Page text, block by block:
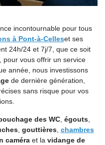
incontournable pour tous
à Pont-à-Celleset ses
24h/24 et 7j/7, que ce soit
pour vous offrir un service
année, nous investissons
de dernière génération,
sans risque pour vos
des WC, égouts,
, gouttières, chambres
caméra et la vidange de